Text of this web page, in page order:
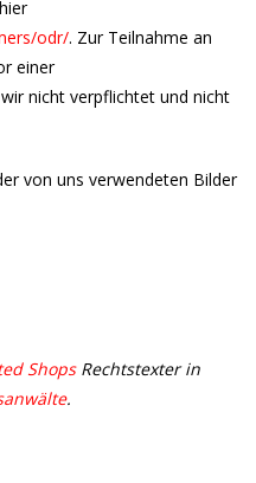
odr/. Zur Teilnahme an
einer
nicht verpflichtet und nicht
von uns verwendeten Bilder
ShopsRechtstexter in
.